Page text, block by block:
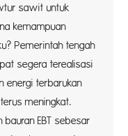
sawit untuk
kemampuan
Pemerintah tengah
segera terealisasi
energi terbarukan
meningkat.
EBT sebesar